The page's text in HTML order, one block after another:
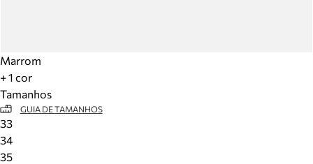
Marrom
+ 1 cor
Tamanhos
GUIA DE TAMANHOS
33
34
35